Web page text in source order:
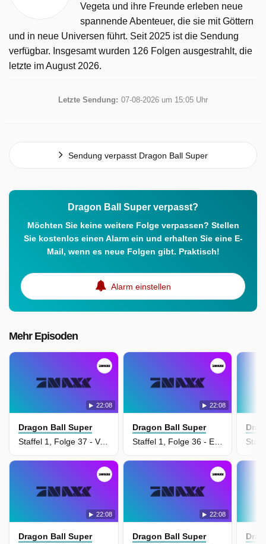
Vegeta und ihre Freunde erleben neue
spannende Abenteuer, die sie mit Göttern
und in neue Universen führt. Seit 2025 ist die Sendung
verfügbar. Insgesamt wurden 126 Folgen ausgestrahlt, die
letzte im August 2026.
Letzte Sendung: 07-08-2026 um 15:05 Uhr
Sendung verpasst Dragon Ball Super
Dragon Ball Super verpasst?
Möchten Sie keine weitere Folge verpassen? Stellen
Sie kostenlos einen Alarm ein und erhalten Sie eine E-
Mail, wenn es neue Folgen gibt. Praktisch!
Alarm einstellen
Mehr Episoden
22:08
Dragon Ball Super
Staffel 1, Folge 37 - Vergesse nie deinen Saiyajin Stolz! Vegeta gegen den Saiyajin aus dem 6. Univers
22:08
Dragon Ball Super
Staffel 1, Folge 36 - Ein Kampf, härter als gedacht! Vegetas Riesenexplosion des Zorns!
22:08
Dragon Ball Super
22:08
Dragon Ball Super